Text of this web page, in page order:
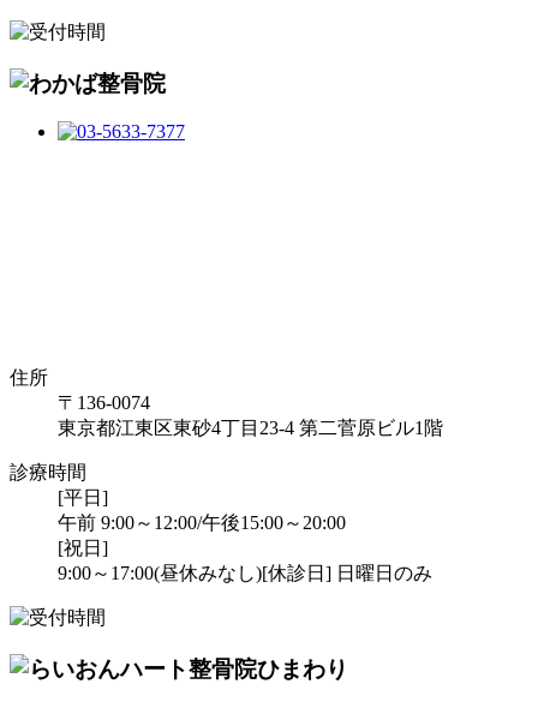
住所
〒136-0074
東京都江東区東砂4丁目23-4 第二菅原ビル1階
診療時間
[平日]
午前 9:00～12:00/午後15:00～20:00
[祝日]
9:00～17:00(昼休みなし)[休診日] 日曜日のみ